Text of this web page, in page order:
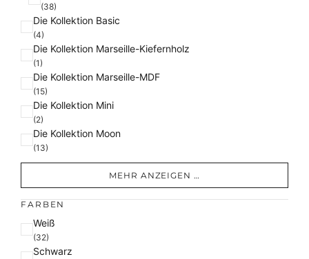
(38)
Die Kollektion Basic
(4)
Die Kollektion Marseille-Kiefernholz
(1)
Die Kollektion Marseille-MDF
(15)
Die Kollektion Mini
(2)
Die Kollektion Moon
(13)
MEHR ANZEIGEN …
FARBEN
F
a
r
Weiß
(32)
Schwarz